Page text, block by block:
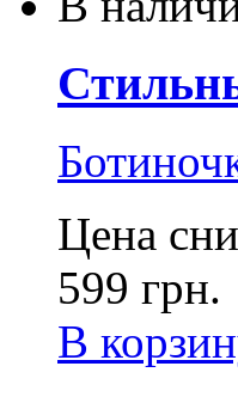
Цена
599 грн.
В